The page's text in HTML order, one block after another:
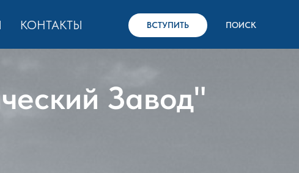
КОНТАКТЫ ВСТУПИТЬ ПОИСК
Завод"